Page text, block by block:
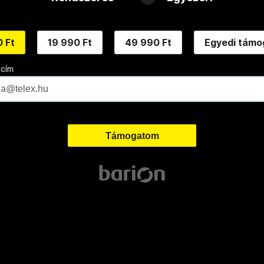
Ft 19 990 Ft 49 990 Ft Egyedi